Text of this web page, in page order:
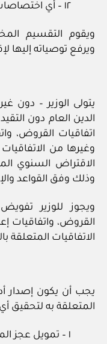
١٢ – أي اختصاصات أخرى يحددها الوزير.
ويقوم التقسيم
ويرفع توصياته إليها
يتولى الوزير – دون
الدين العام دون
اتفاقيات القروض،
وغيرها من
الاقتراض السنوي
وذلك وفق القواعد
ويجوز للوزير
القروض، واتفاقيات
الاتفاقيات المتعلقة
يجب أن يكون إصدار
المتعلقة به لتحقيق
١ – تمويل عجز الميزانية العامة للدولة.